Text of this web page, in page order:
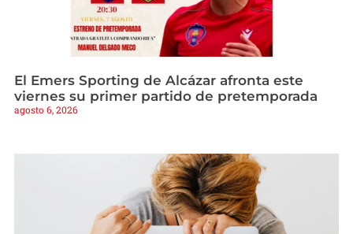
El Emers Sporting de Alcázar afronta este
viernes su primer partido de pretemporada
agosto 6, 2026